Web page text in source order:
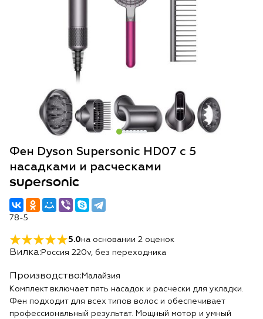
Фен Dyson Supersonic HD07 с 5
насадками и расческами
supersonic
78-5
5.0на основании 2 оценок
Вилка: Россия 220v, без переходника
Производство: Малайзия
Комплект включает пять насадок и расчески для укладки.
Фен подходит для всех типов волос и обеспечивает
профессиональный результат. Мощный мотор и умный